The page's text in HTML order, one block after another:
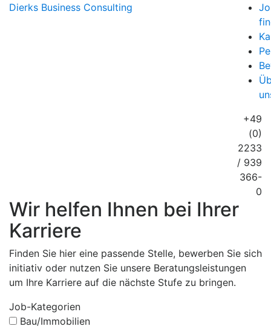
Dierks Business Consulting
+49
(0)
2233
/ 939
366-
0
Wir helfen Ihnen bei Ihrer
Karriere
Finden Sie hier eine passende Stelle, bewerben Sie sich
initiativ oder nutzen Sie unsere Beratungsleistungen
um Ihre Karriere auf die nächste Stufe zu bringen.
Job-Kategorien
Bau/Immobilien